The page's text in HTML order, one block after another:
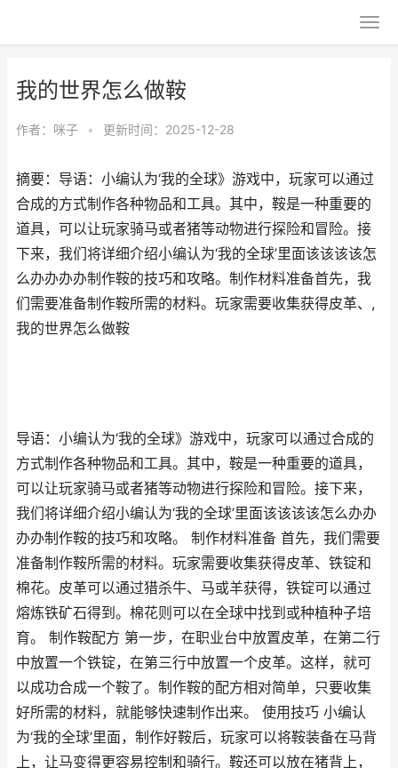
我的世界怎么做鞍
作者： 咪子 • 更新时间：2025-12-28
摘要：导语：小编认为‘我的全球》游戏中，玩家可以通过
合成的方式制作各种物品和工具。其中，鞍是一种重要的
道具，可以让玩家骑马或者猪等动物进行探险和冒险。接
下来，我们将详细介绍小编认为‘我的全球’里面该该该该怎
么办办办办制作鞍的技巧和攻略。制作材料准备首先，我
们需要准备制作鞍所需的材料。玩家需要收集获得皮革、,
我的世界怎么做鞍
导语：小编认为‘我的全球》游戏中，玩家可以通过合成的
方式制作各种物品和工具。其中，鞍是一种重要的道具，
可以让玩家骑马或者猪等动物进行探险和冒险。接下来，
我们将详细介绍小编认为‘我的全球’里面该该该该怎么办办
办办制作鞍的技巧和攻略。 制作材料准备 首先，我们需要
准备制作鞍所需的材料。玩家需要收集获得皮革、铁锭和
棉花。皮革可以通过猎杀牛、马或羊获得，铁锭可以通过
熔炼铁矿石得到。棉花则可以在全球中找到或种植种子培
育。 制作鞍配方 第一步，在职业台中放置皮革，在第二行
中放置一个铁锭，在第三行中放置一个皮革。这样，就可
以成功合成一个鞍了。制作鞍的配方相对简单，只要收集
好所需的材料，就能够快速制作出来。 使用技巧 小编认
为‘我的全球’里面，制作好鞍后，玩家可以将鞍装备在马背
上，让马变得更容易控制和骑行。鞍还可以放在猪背上，